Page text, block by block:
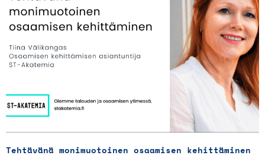
Tehtävänä monimuotoinen osaamisen kehittäminen